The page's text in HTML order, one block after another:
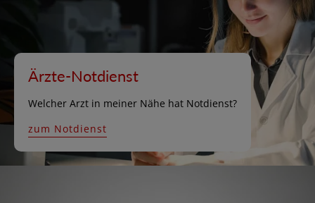
Ärzte-Notdienst
Welcher Arzt in meiner Nähe hat Notdienst?
zum Notdienst